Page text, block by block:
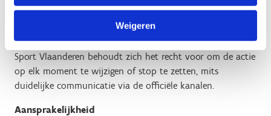
Weigeren
privacybeleid van Sport Vlaanderen.
Wijziging of beëindiging van de actie
Sport Vlaanderen behoudt zich het recht voor om de actie
op elk moment te wijzigen of stop te zetten, mits
duidelijke communicatie via de officiële kanalen.
Aansprakelijkheid